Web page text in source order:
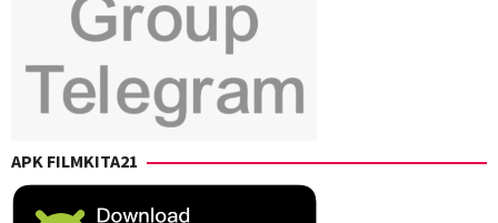
APK FILMKITA21